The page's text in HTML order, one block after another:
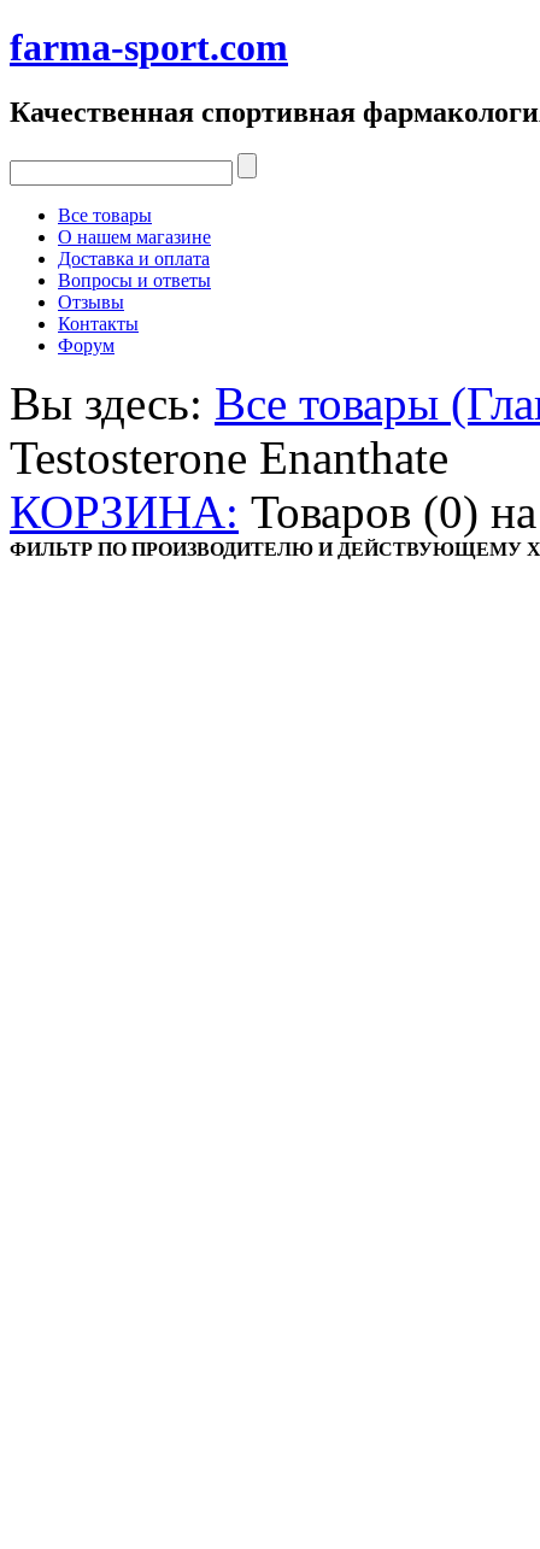
farma-sport.com
Качественная спортивная
Все товары
О нашем магазине
Доставка и оплата
Вопросы и ответы
Отзывы
Контакты
Форум
Вы здесь: Все товары
Testosterone Enanthate
КОРЗИНА: Товаров (0)
ФИЛЬТР ПО ПРОИЗВОДИТЕЛЮ И ДЕЙСТВУЮЩЕМУ